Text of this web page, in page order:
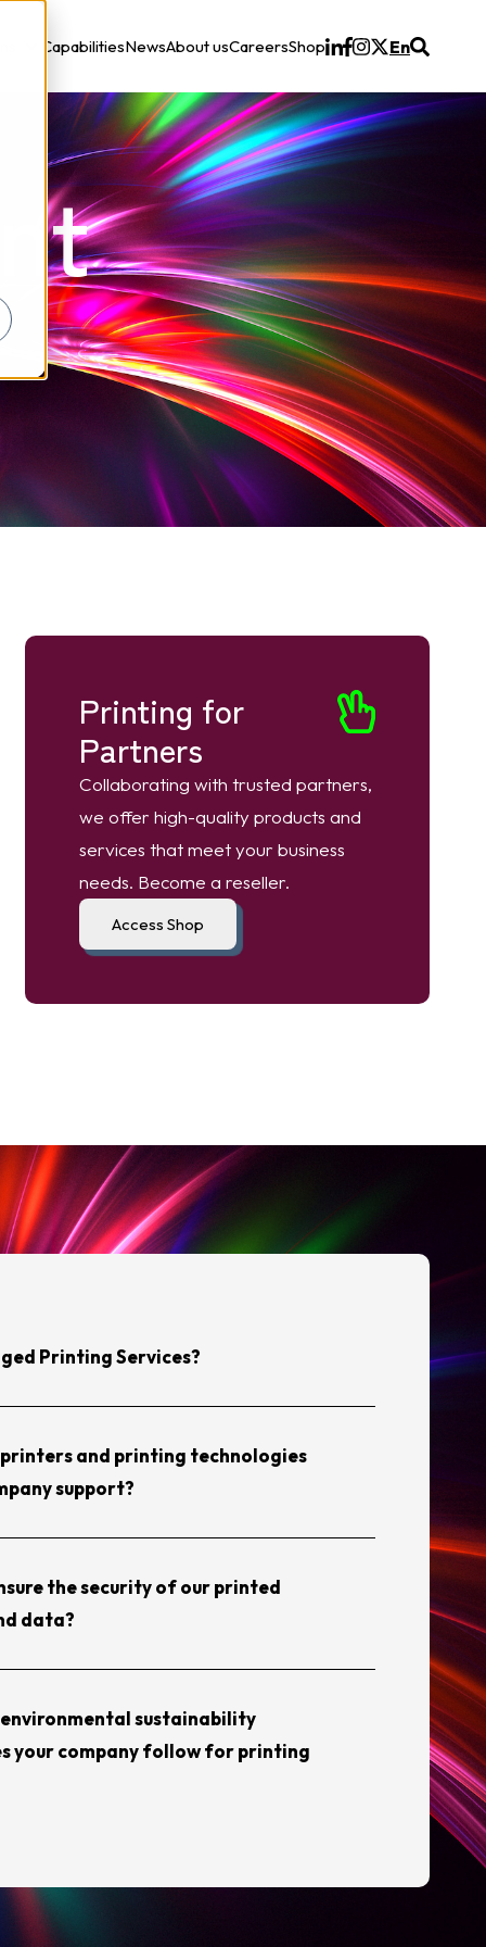
Solutions
CapabilitiesNewsAbout usCareersShop En
Printing for
Partners
Collaborating with trusted partners,
we offer high-quality products and
services that meet your business
needs. Become a reseller.
Access Shop
Printing Services?
and printing technologies
support?
the security of our printed
data?
sustainability
your company follow for printing